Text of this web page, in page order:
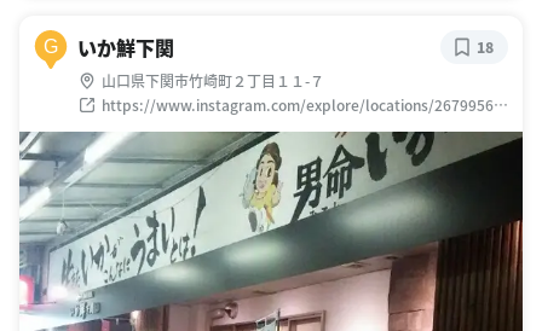
G いか鮮下関
山口県下関市竹崎町２丁目１１-７
https://www.instagram.com/explore/locations/26799568
7
18